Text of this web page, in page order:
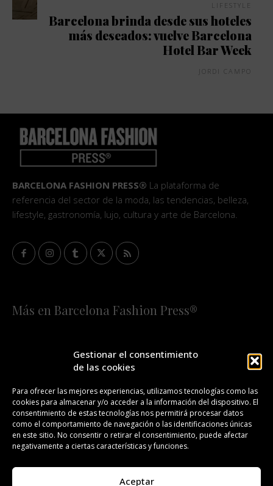
Gestionar el consentimiento
de las cookies
Para ofrecer las mejores experiencias, utilizamos tecnologías como las
cookies para almacenar y/o acceder a la información del dispositivo. El
consentimiento de estas tecnologías nos permitirá procesar datos
como el comportamiento de navegación o las identificaciones únicas
en este sitio. No consentir o retirar el consentimiento, puede afectar
negativamente a ciertas características y funciones.
Aceptar
LIFESTYLE
Barcelona brinda desde sus hoteles
más deseados: vuelve Barcelona
Hotel Bar Week
JORDI CAMPO
BARCELONA FASHION PRESS® La plataforma de
referencia del sector de la moda, las tendencias, belleza,
lifestyle, gastronomía, lujo, cultura y arte de Barcelona.
Más en Barcelona Fashion Press®
¡SUSCRÍBETE A NUESTRA FASHION NEWS!
CONTACTO REDACCIÓN PUBLICIDAD
ISSN 2385-4839 DL B 27443-2014